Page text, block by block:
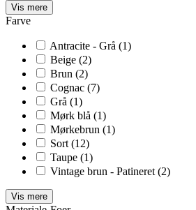
Vis mere
Farve
Antracite - Grå (1)
Beige (2)
Brun (2)
Cognac (7)
Grå (1)
Mørk blå (1)
Mørkebrun (1)
Sort (12)
Taupe (1)
Vintage brun - Patineret (2)
Vis mere